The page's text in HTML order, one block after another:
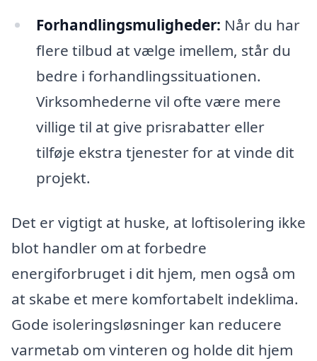
Forhandlingsmuligheder: Når du har
flere tilbud at vælge imellem, står du
bedre i forhandlingssituationen.
Virksomhederne vil ofte være mere
villige til at give prisrabatter eller
tilføje ekstra tjenester for at vinde dit
projekt.
Det er vigtigt at huske, at loftisolering ikke
blot handler om at forbedre
energiforbruget i dit hjem, men også om
at skabe et mere komfortabelt indeklima.
Gode isoleringsløsninger kan reducere
varmetab om vinteren og holde dit hjem